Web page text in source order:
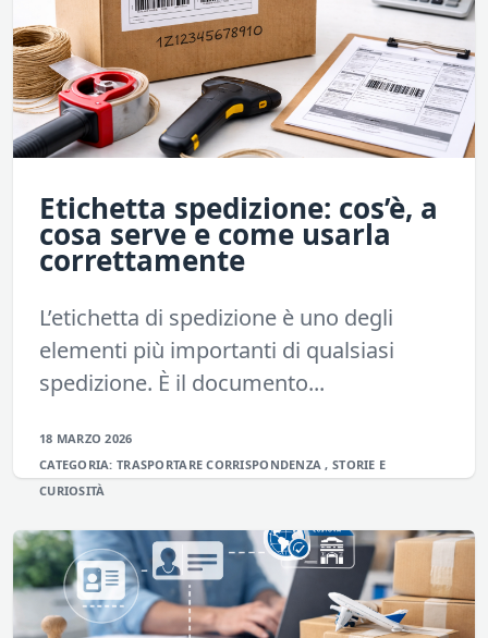
Etichetta spedizione: cos’è, a
cosa serve e come usarla
correttamente
L’etichetta di spedizione è uno degli
elementi più importanti di qualsiasi
spedizione. È il documento...
18 MARZO 2026
CATEGORIA:TRASPORTARECORRISPONDENZA,STORIE E
CURIOSITÀ